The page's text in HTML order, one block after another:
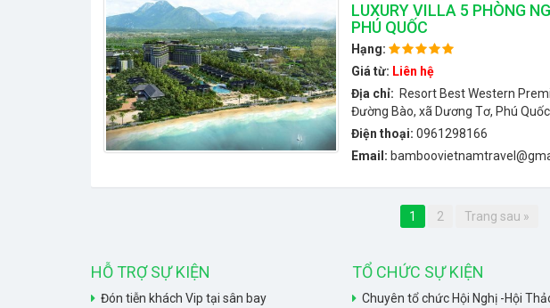
LUXURY VILLA 5 PHÒNG
PHÚ QUỐC
Hạng:
Giá từ: Liên hệ
Địa chỉ: Resort Best Western
Đường Bào, xã Dương Tơ, Phú Quốc
Điện thoại:0961298166
Email:
1 2 Trang sau »
HỖ TRỢ SỰ KIỆN
Đón tiễn khách Vip tại sân bay
TỔ CHỨC SỰ KIỆN
Chuyên tổ chức Hội Nghị -Hội